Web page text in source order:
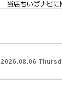
2026.08.06